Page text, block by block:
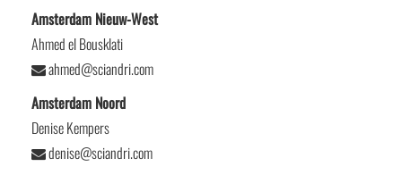
Amsterdam Nieuw-West
Ahmed el Bousklati
ahmed@sciandri.com
Amsterdam Noord
Denise Kempers
denise@sciandri.com